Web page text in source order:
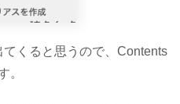
くると思うので、Contents
。